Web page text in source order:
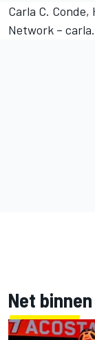
Carla C.
Network –
Net binnen